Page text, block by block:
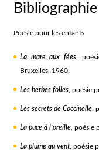
Bibliographie
Poésie pour les enfants
La mare aux fées,
Bruxelles, 1960.
Les herbes folles, poésie
Les secrets de Coccinelle,
La puce à l’oreille, poésie
La plume au vent, poésie